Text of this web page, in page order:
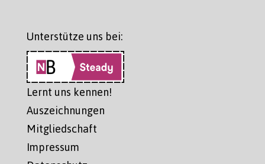
Unterstütze uns bei:
Lernt uns kennen!
Auszeichnungen
Mitgliedschaft
Impressum